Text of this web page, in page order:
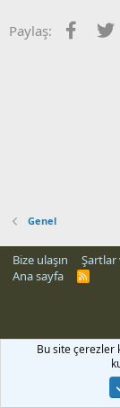
Paylaş:
Genel
Bize ulaşın Şartlar
Ana sayfa
R
Bu site çerezler